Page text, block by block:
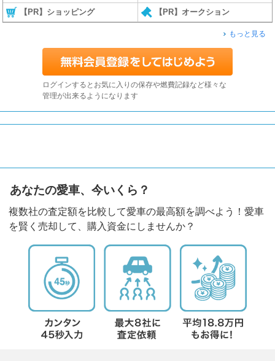
【PR】ショッピング 【PR】オークション
もっと見る
ログインするとお気に入りの保存や燃費記録など様々な
管理が出来るようになります
あなたの愛車、今いくら？
複数社の査定額を比較して愛車の最高額を調べよう！愛車
を賢く売却して、購入資金にしませんか？